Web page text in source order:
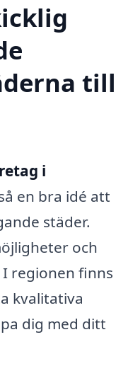
till
i
en bra idé att
städer.
och
regionen finns
kvalitativa
dig med ditt